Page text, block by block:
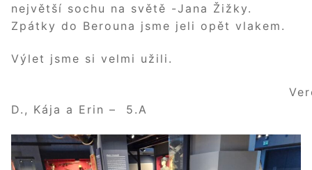
největší sochu na světě -Jana Žižky.
Zpátky do Berouna jsme jeli opět vlakem.
Výlet jsme si velmi užili.
D., Kája a Erin – 5.A